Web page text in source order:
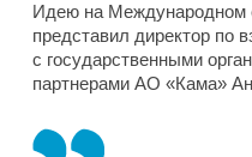
Идею на Международном
представил директор по
с государственными
партнерами АО «Кама»